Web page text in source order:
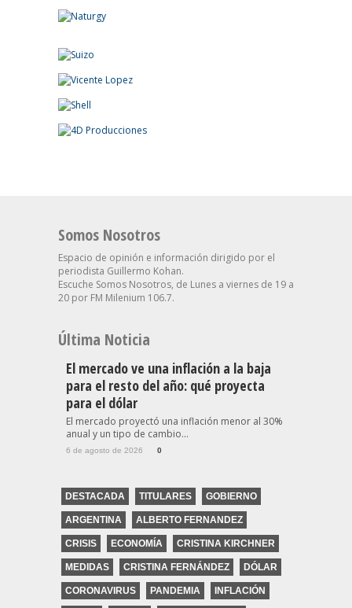
Somos Nosotros
Espacio de opinión e información dirigido por el
periodista Guillermo Kohan.
Escuche Somos Nosotros, de Lunes a viernes de 19 a
20 por FM Milenium 106.7.
Última Noticia
El mercado ve una inflación a la baja
para el resto del año: qué proyecta
para el dólar
El mercado proyectó una inflación menor al 30%
anual y un tipo de cambio...
6 de agosto de 2026 0
DESTACADA TITULARES GOBIERNO
ARGENTINA ALBERTO FERNANDEZ
CRISIS ECONOMÍA CRISTINA KIRCHNER
MEDIDAS CRISTINA FERNÁNDEZ DÓLAR
CORONAVIRUS PANDEMIA INFLACIÓN